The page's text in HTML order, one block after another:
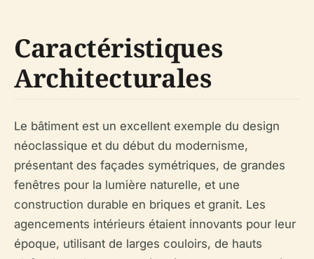
Caractéristiques
Architecturales
Le bâtiment est un excellent exemple du design
néoclassique et du début du modernisme,
présentant des façades symétriques, de grandes
fenêtres pour la lumière naturelle, et une
construction durable en briques et granit. Les
agencements intérieurs étaient innovants pour leur
époque, utilisant de larges couloirs, de hauts